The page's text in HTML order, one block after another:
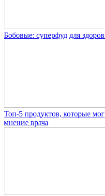
Бобовые: суперфуд для
Топ-5 продуктов, которые
мнение врача